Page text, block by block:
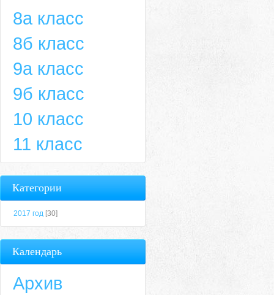
8а класс
8б класс
9а класс
9б класс
10 класс
11 класс
Категории
2017 год [30]
Календарь
Архив